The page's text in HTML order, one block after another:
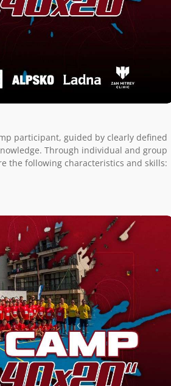
participant, guided by clearly defined
Through individual and group
the following characteristics and skills: